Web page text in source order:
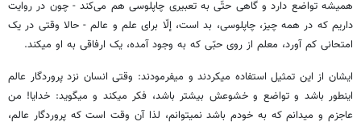
همیشه تواضع دارد و گاهی حتّی به تعبیری چاپلوسی هم می‌کند - چون در روایت
داریم که در همه چیز، چاپلوسی، بد است، إلّا برای علم و عالم - حالا وقتی در یک
امتحانی کم آورد، معلم از روی حبّی که به وجود آمده، یک ارفاقی به او می­کند.
ایشان از این تمثیل استفاده می­کردند و می­فرمودند: وقتی انسان نزد پروردگار عالم
این­طور باشد و تواضع و خشوعش بیشتر باشد، فکر می­کند و می­گوید: خدایا! من
عاجزم و می­دانم که به خودم باشد نمی­توانم، لذا آن وقت است که پروردگار عالم،